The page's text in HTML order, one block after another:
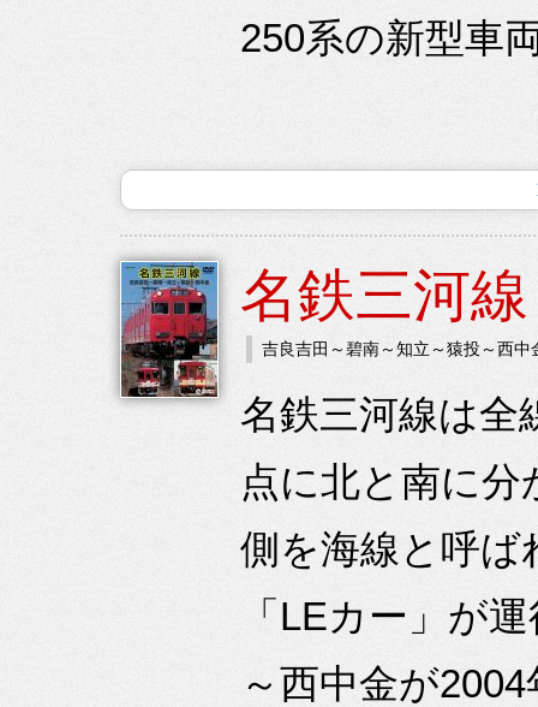
250系の新型車
名鉄三河線
吉良吉田～碧南～知立～猿投～西中
名鉄三河線は全
点に北と南に
側を海線と呼ば
「LEカー」が
～西中金が